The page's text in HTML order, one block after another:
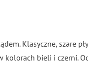
Klasyczne, szare
bieli i czerni.